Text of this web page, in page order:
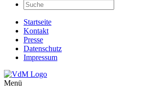
Startseite
Kontakt
Presse
Datenschutz
Impressum
Menü